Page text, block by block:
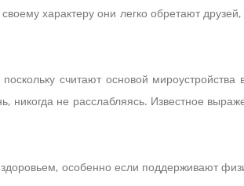
характеру они легко обретают
считают основой мироустройства
не расслабляясь. Известное
особенно если поддерживают